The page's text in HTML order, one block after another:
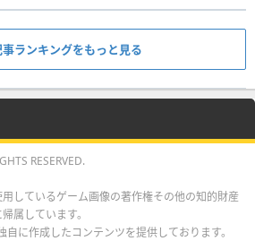
事ランキングをもっと見る
RESERVED.
しているゲーム画像の著作権その他の知的財産
属しています。
に作成したコンテンツを提供しております。